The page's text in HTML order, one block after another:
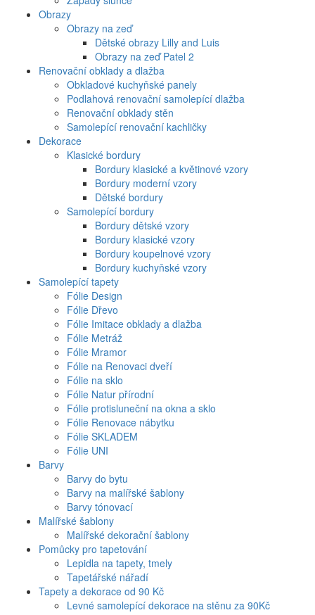
Obrazy
Obrazy na zeď
Dětské obrazy Lilly and Luis
Obrazy na zeď Patel 2
Renovační obklady a dlažba
Obkladové kuchyňské panely
Podlahová renovační samolepící dlažba
Renovační obklady stěn
Samolepící renovační kachličky
Dekorace
Klasické bordury
Bordury klasické a květinové vzory
Bordury moderní vzory
Dětské bordury
Samolepící bordury
Bordury dětské vzory
Bordury klasické vzory
Bordury koupelnové vzory
Bordury kuchyňské vzory
Samolepící tapety
Fólie Design
Fólie Dřevo
Fólie Imitace obklady a dlažba
Fólie Metráž
Fólie Mramor
Fólie na Renovaci dveří
Fólie na sklo
Fólie Natur přírodní
Fólie protisluneční na okna a sklo
Fólie Renovace nábytku
Fólie SKLADEM
Fólie UNI
Barvy
Barvy do bytu
Barvy na malířské šablony
Barvy tónovací
Malířské šablony
Malířské dekorační šablony
Pomůcky pro tapetování
Lepidla na tapety, tmely
Tapetářské nářadí
Tapety a dekorace od 90 Kč
Levné samolepící dekorace na stěnu za 90Kč